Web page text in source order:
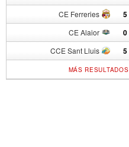
CE Ferreries 5
CE Alaior 0
CCE Sant Lluis 5
MÁS RESULTADOS